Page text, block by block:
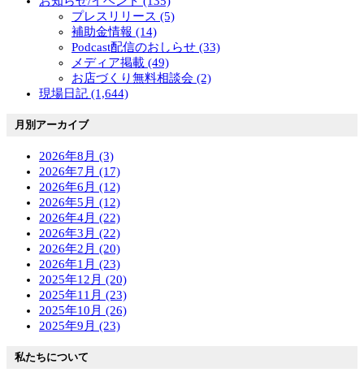
プレスリリース (5)
補助金情報 (14)
Podcast配信のおしらせ (33)
メディア掲載 (49)
お店づくり無料相談会 (2)
現場日記 (1,644)
月別アーカイブ
2026年8月 (3)
2026年7月 (17)
2026年6月 (12)
2026年5月 (12)
2026年4月 (22)
2026年3月 (22)
2026年2月 (20)
2026年1月 (23)
2025年12月 (20)
2025年11月 (23)
2025年10月 (26)
2025年9月 (23)
私たちについて